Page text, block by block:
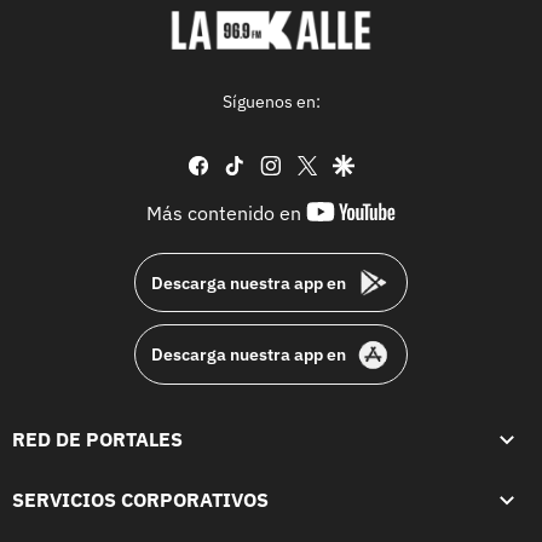
Síguenos en:
facebook
tiktok instagram
twittergoogle
Más contenido en
youtube-
Descarga nuestra app en
Descarga nuestra app en
RED DE PORTALES
SERVICIOS CORPORATIVOS